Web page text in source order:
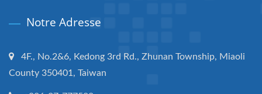
Notre Adresse
4F., No.2&6, Kedong 3rd Rd., Zhunan Township, Miaoli
County 350401, Taiwan